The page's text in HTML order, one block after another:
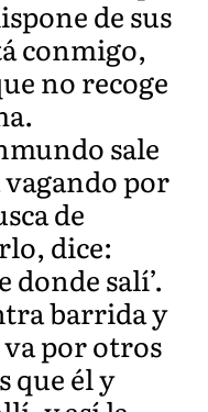
de sus
conmigo,
no recoge
sale
por
de
dice:
donde salí’.
barrida y
por otros
que él y